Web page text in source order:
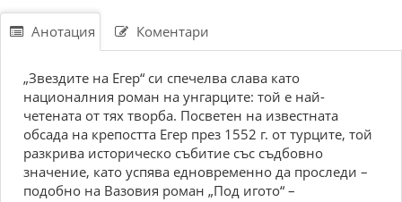
Анотация Коментари
„Звездите на Егер“ си спечелва слава като
националния роман на унгарците: той е най-
четената от тях творба. По­светен на известната
обсада на крепостта Егер през 1552 г. от турците, той
разкрива историческо събитие със съдбовно
значение, като успява едновременно да проследи –
подобно на Вазовия роман „Под игото“ –